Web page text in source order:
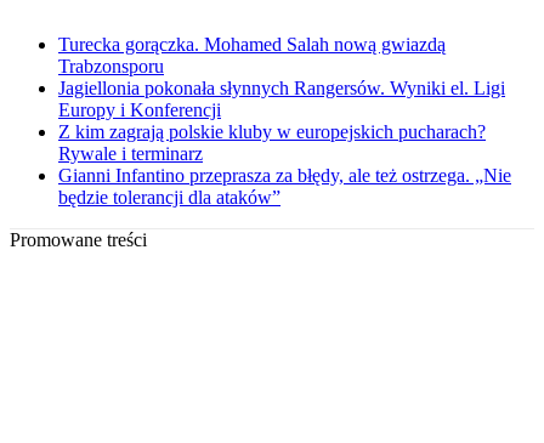
Turecka gorączka. Mohamed Salah nową gwiazdą
Trabzonsporu
Jagiellonia pokonała słynnych Rangersów. Wyniki el. Ligi
Europy i Konferencji
Z kim zagrają polskie kluby w europejskich pucharach?
Rywale i terminarz
Gianni Infantino przeprasza za błędy, ale też ostrzega. „Nie
będzie tolerancji dla ataków”
Promowane treści